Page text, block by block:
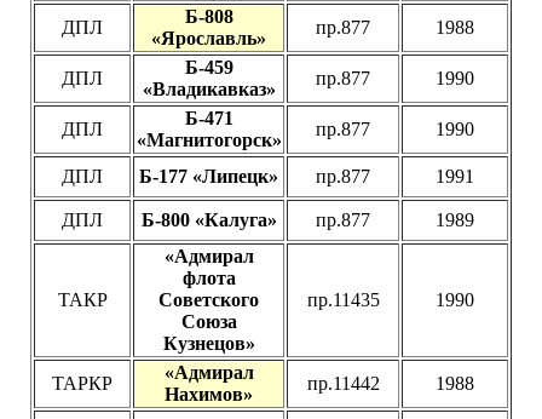
ДПЛ
Б-808
«Ярославль»
пр.877 1988
ДПЛ
Б-459
«Владикавказ»
пр.877 1990
ДПЛ
Б-471
«Магнитогорск»
пр.877 1990
ДПЛ Б-177 «Липецк» пр.877 1991
ДПЛ Б-800 «Калуга» пр.877 1989
ТАКР
«Адмирал
флота
Советского
Союза
Кузнецов»
пр.11435 1990
ТАРКР
«Адмирал
Нахимов»
пр.11442 1988